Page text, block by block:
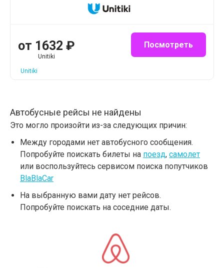
от 1632 ₽
Unitiki
Посмотреть
Unitiki
Автобусные рейсы не найдены
Это могло произойти из-за следующих причин:
Между городами нет автобусного сообщения.
Попробуйте поискать билеты на поезд, самолет
или воспользуйтесь сервисом поиска попутчиков
BlaBlaCar
На выбранную вами дату нет рейсов.
Попробуйте поискать на соседние даты.